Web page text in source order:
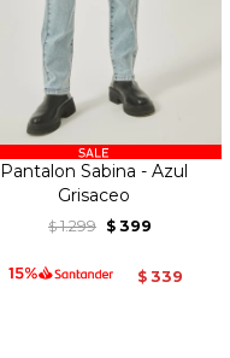
Pantalon Sabina - Azul
Grisaceo
$ 1.299 $ 399
$ 339